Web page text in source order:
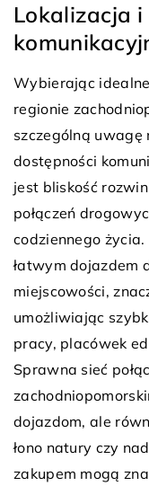
Lokalizacja
Wybierając
regionie
szczególną uwagę
dostępności
jest bliskość
połączeń
codziennego
łatwym dojazdem
miejscowości,
umożliwiając
pracy, placówek
Sprawna sieć
dojazdom, ale
łono natury czy
zakupem mogą